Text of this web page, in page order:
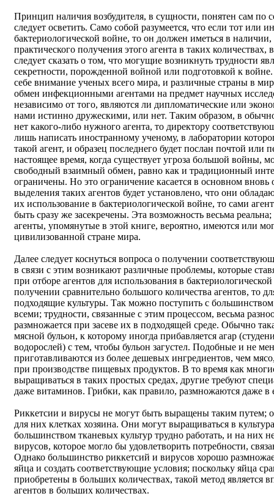
Принцип наличия возбудителя, в сущности, понятен сам по
следует осветить. Само собой разумеется, что если тот или
бактериологической войне, то он должен иметься в
практического получения этого агента в таких
следует сказать о том, что могущие возникнуть трудности
секретности, порожденной войной или подготовкой к
себе внимание ученых всего мира, и различные страны в
обмен инфекционными агентами на предмет научных
независимо от того, являются ли дипломатические или
нами истинно дружескими, или нет. Таким образом, в
нет какого-либо нужного агента, то директору
лишь написать иностранному ученому, в лаборатории
такой агент, и образец последнего будет послан почтой
настоящее время, когда существует угроза большой войны,
свободный взаимный обмен, равно как и традиционный
ограничены. Но это ограничение касается в основном
выделения таких агентов будет установлено, что они
их использование в бактериологической войне, то сами
быть сразу же засекречены. Эта возможность весьма
агенты, упомянутые в этой книге, вероятно, имеются или
цивилизованной стране мира.
Далее следует коснуться вопроса о получении
в связи с этим возникают различные проблемы, которые
при отборе агентов для использования в
получении сравнительно большого количества агентов, то
подходящие культуры. Так можно поступить с
всеми; трудности, связанные с этим процессом, весьма
размножается при засеве их в подходящей среде. Обычно
мясной бульон, к которому иногда прибавляется агар
водорослей) с тем, чтобы бульон загустел. Подобные и не
приготавливаются из более дешевых ингредиентов, чем
при производстве пищевых продуктов. В то время как
выращиваться в таких простых средах, другие требуют
даже витаминов. Грибки, как правило, размножаются даже в
Риккетсии и вирусы не могут быть выращены таким путем;
для них клетках хозяина. Они могут выращиваться в
большинством тканевых культур трудно работать, и на них
вирусов, которое могло бы удовлетворить потребности,
Однако большинство риккетсий и вирусов хорошо
яйца и создать соответствующие условия; поскольку яйца
приобретены в больших количествах, такой метод является
агентов в больших количествах.